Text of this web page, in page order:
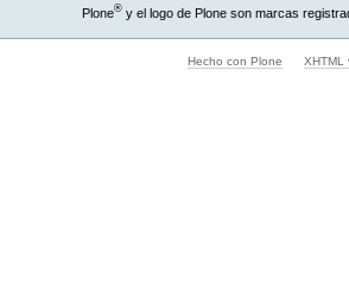
Plone®y el logo de Plone son marcas
Hecho con Plone XHTML